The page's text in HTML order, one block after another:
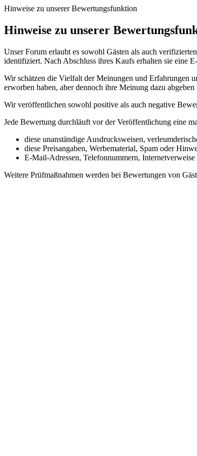
Hinweise zu unserer Bewertungsfunktion
Hinweise zu unserer
Unser Forum erlaubt es sowohl Gästen als auch
identifiziert. Nach Abschluss ihres Kaufs erhalten sie eine
Wir schätzen die Vielfalt der Meinungen und Erfahrungen
erworben haben, aber dennoch ihre Meinung dazu abgeben
Wir veröffentlichen sowohl positive als auch negative
Jede Bewertung durchläuft vor der Veröffentlichung eine
diese unanständige Ausdrucksweisen,
diese Preisangaben, Werbematerial, Spam oder
E-Mail-Adressen, Telefonnummern,
Weitere Prüfmaßnahmen werden bei Bewertungen von